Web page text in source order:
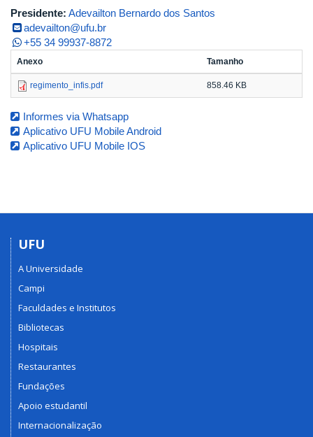
Presidente: Adevailton Bernardo dos Santos
adevailton@ufu.br
+55 34 99937-8872
Anexo Tamanho
regimento_infis.pdf 858.46 KB
Informes via Whatsapp
Aplicativo UFU Mobile Android
Aplicativo UFU Mobile IOS
UFU
A Universidade
Campi
Faculdades e Institutos
Bibliotecas
Hospitais
Restaurantes
Fundações
Apoio estudantil
Internacionalização